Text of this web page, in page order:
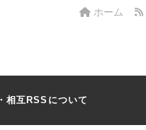
ホーム
相互RSSについて